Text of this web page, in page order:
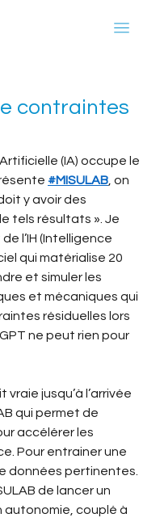
contraintes
Artificielle (IA) occupe le
#MISULAB , on
y avoir des
tels résultats ». Je
l’IH (Intelligence
qui matérialise 20
et simuler les
et mécaniques qui
résiduelles lors
ne peut rien pour
jusqu’à l’arrivée
qui permet de
accélérer les
Pour entrainer une
données pertinentes.
de lancer un
autonomie, couplé à